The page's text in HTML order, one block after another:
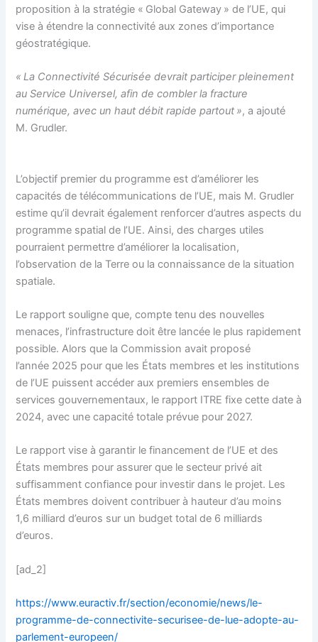
proposition à la stratégie « Global Gateway » de l’UE, qui
vise à étendre la connectivité aux zones d’importance
géostratégique.
« La Connectivité Sécurisée devrait participer pleinement
au Service Universel, afin de combler la fracture
numérique, avec un haut débit rapide partout », a ajouté
M. Grudler.
L’objectif premier du programme est d’améliorer les
capacités de télécommunications de l’UE, mais M. Grudler
estime qu’il devrait également renforcer d’autres aspects du
programme spatial de l’UE. Ainsi, des charges utiles
pourraient permettre d’améliorer la localisation,
l’observation de la Terre ou la connaissance de la situation
spatiale.
Le rapport souligne que, compte tenu des nouvelles
menaces, l’infrastructure doit être lancée le plus rapidement
possible. Alors que la Commission avait proposé
l’année 2025 pour que les États membres et les institutions
de l’UE puissent accéder aux premiers ensembles de
services gouvernementaux, le rapport ITRE fixe cette date à
2024, avec une capacité totale prévue pour 2027.
Le rapport vise à garantir le financement de l’UE et des
États membres pour assurer que le secteur privé ait
suffisamment confiance pour investir dans le projet. Les
États membres doivent contribuer à hauteur d’au moins
1,6 milliard d’euros sur un budget total de 6 milliards
d’euros.
[ad_2]
https://www.euractiv.fr/section/economie/news/le-
programme-de-connectivite-securisee-de-lue-adopte-au-
parlement-europeen/